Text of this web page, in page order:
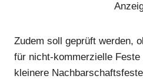
Zudem soll geprüft werden,
für nicht-kommerzielle
kleinere